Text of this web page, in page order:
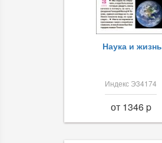
Наука и жизнь
Индекс Э34174
от 1346 p